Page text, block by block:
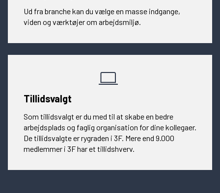
Ud fra branche kan du vælge en masse indgange,
viden og værktøjer om arbejdsmiljø.
Tillidsvalgt
Som tillidsvalgt er du med til at skabe en bedre
arbejdsplads og faglig organisation for dine kollegaer.
De tillidsvalgte er rygraden i 3F. Mere end 9.000
medlemmer i 3F har et tillidshverv.